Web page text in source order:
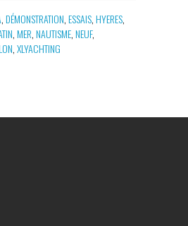
,DÉMONSTRATION,ESSAIS,HYERES,
,MER,NAUTISME,NEUF,
,XLYACHTING